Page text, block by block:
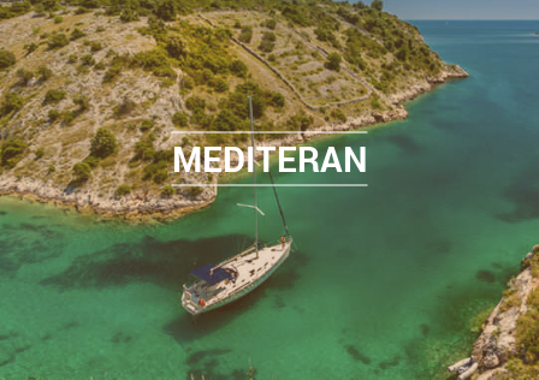
MEDITERAN